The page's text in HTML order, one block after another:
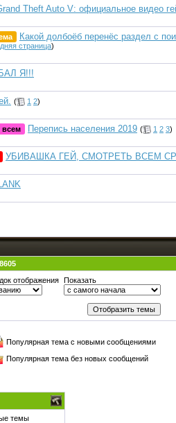
Theft Auto V: официальное видео
Какой долбоёб перенёс раздел c
страница)
Я!!!
( 1 2)
всем Перепись населения 2019 ( 1 2 3)
УБИВАШКА ГЕЙ, СМОТРЕТЬ ВСЕМ
отображения Показать
Популярная тема с новыми сообщениями
Популярная тема без новых сообщений
темы